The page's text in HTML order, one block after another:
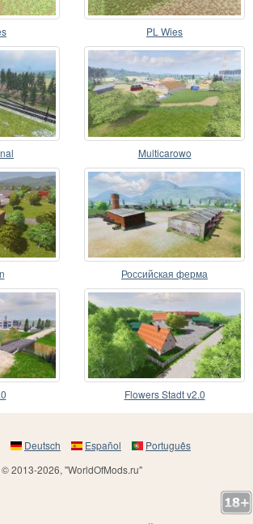
PL Wies
Multicarowo
Российская ферма
Flowers Stadt v2.0
Deutsch Español
Português
© 2013-2026, "WorldOfMods.ru"